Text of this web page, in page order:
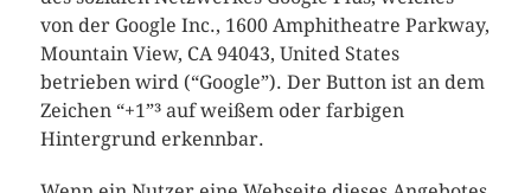
von der Google Inc., 1600 Amphitheatre Parkway,
Mountain View, CA 94043, United States
betrieben wird (“Google”). Der Button ist an dem
Zeichen “+1”³ auf weißem oder farbigen
Hintergrund erkennbar.